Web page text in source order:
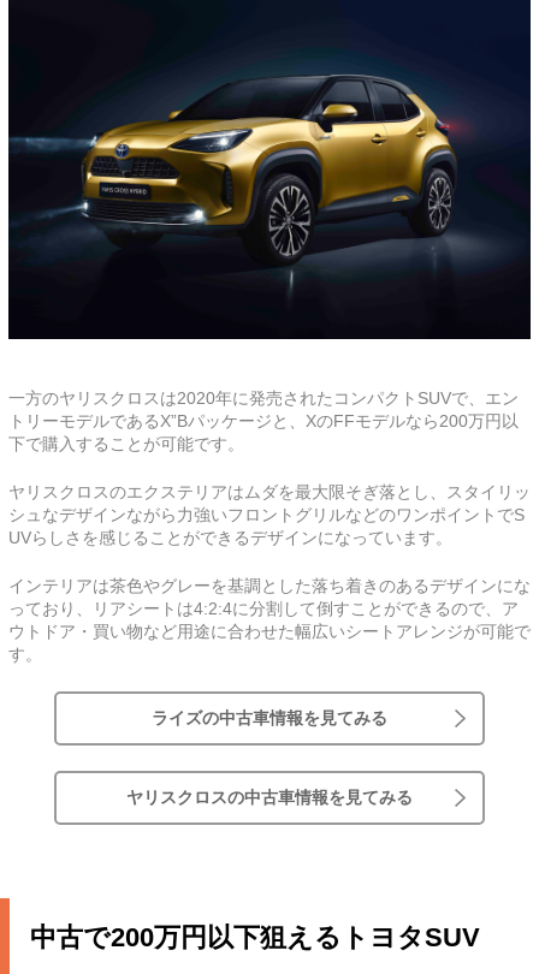
一方のヤリスクロスは2020年に発売されたコンパクトSUVで、エン
トリーモデルであるX”Bパッケージと、XのFFモデルなら200万円以
下で購入することが可能です。
ヤリスクロスのエクステリアはムダを最大限そぎ落とし、スタイリッ
シュなデザインながら力強いフロントグリルなどのワンポイントでS
UVらしさを感じることができるデザインになっています。
インテリアは茶色やグレーを基調とした落ち着きのあるデザインにな
っており、リアシートは4:2:4に分割して倒すことができるので、ア
ウトドア・買い物など用途に合わせた幅広いシートアレンジが可能で
す。
ライズの中古車情報を見てみる
ヤリスクロスの中古車情報を見てみる
中古で200万円以下狙えるトヨタSUV